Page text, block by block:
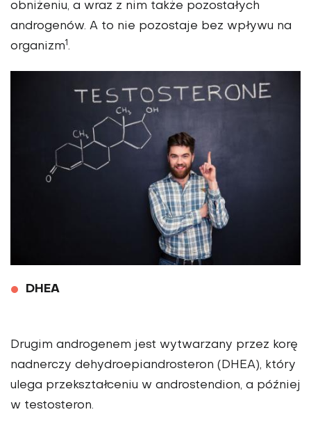
obniżeniu, a wraz z nim także pozostałych
androgenów. A to nie po­zostaje bez wpływu na
organizm1.
DHEA
Drugim androgenem jest wytwarzany przez korę
nadnerczy dehydroepiandrosteron (DHEA), który
ulega przekształceniu w androstendion, a później
w testosteron.